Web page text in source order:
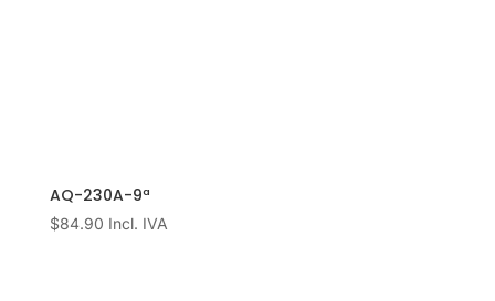
AQ-230A-9ª
$84.90 Incl. IVA